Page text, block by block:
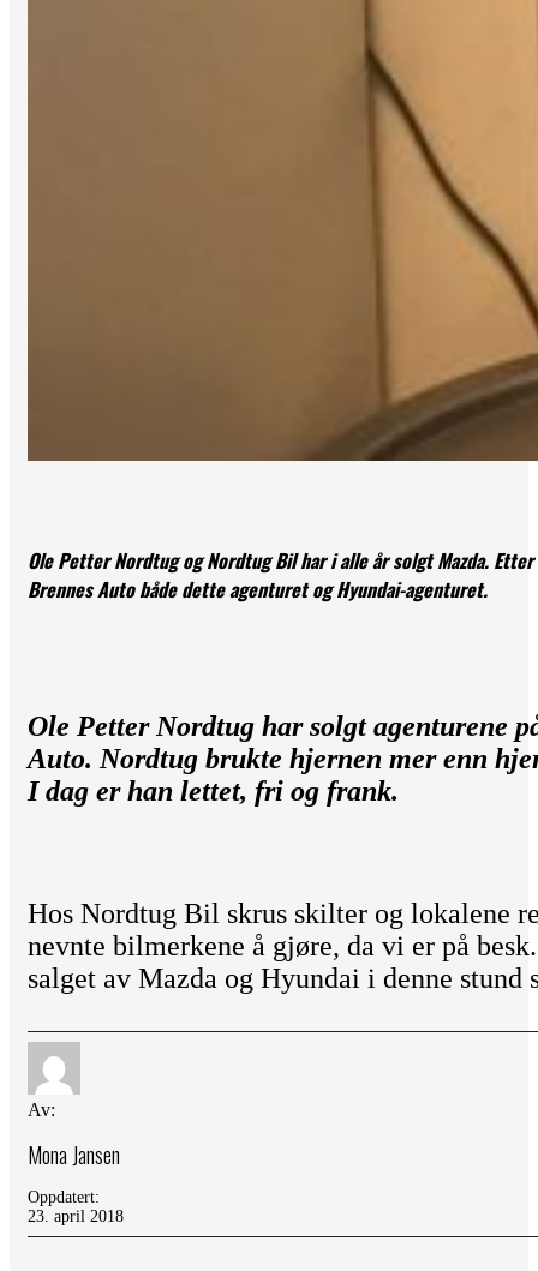
Ole Petter Nordtug og Nordtug Bil har i alle år solgt Mazda.
Brennes Auto både dette agenturet og Hyundai-agenturet.
Ole Petter Nordtug har solgt agenturene
Auto. Nordtug brukte hjernen mer enn
I dag er han lettet, fri og frank.
Hos Nordtug Bil skrus skilter og lokalene
nevnte bilmerkene å gjøre, da vi er på
salget av Mazda og Hyundai i denne
Av:
Mona Jansen
Oppdatert:
23. april 2018